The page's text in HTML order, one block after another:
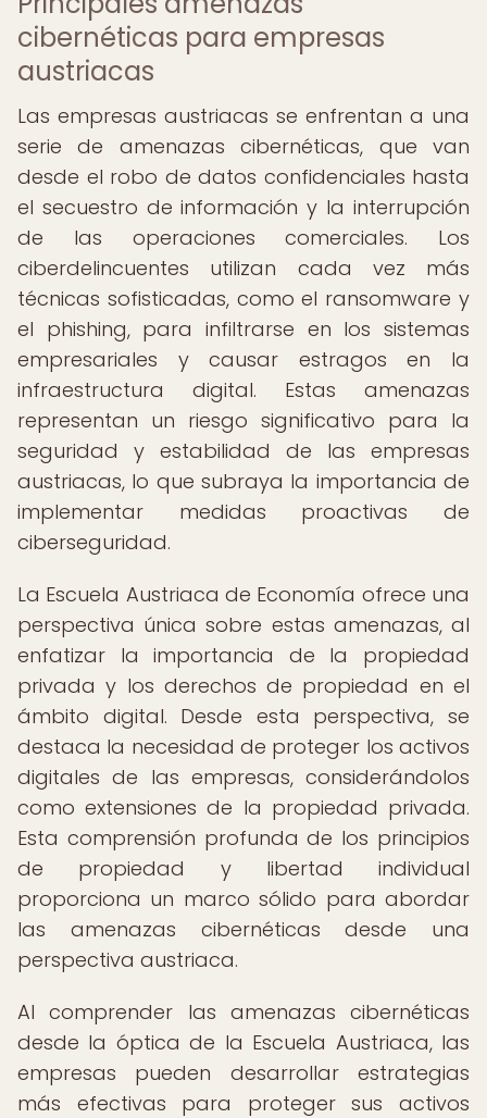
cibernéticas para empresas
austriacas
Las empresas austriacas se enfrentan a una
serie de amenazas cibernéticas, que van
desde el robo de datos confidenciales hasta
el secuestro de información y la interrupción
de las operaciones comerciales. Los
ciberdelincuentes utilizan cada vez más
técnicas sofisticadas, como el ransomware y
el phishing, para infiltrarse en los sistemas
empresariales y causar estragos en la
infraestructura digital. Estas amenazas
representan un riesgo significativo para la
seguridad y estabilidad de las empresas
austriacas, lo que subraya la importancia de
implementar medidas proactivas de
ciberseguridad.
La Escuela Austriaca de Economía ofrece una
perspectiva única sobre estas amenazas, al
enfatizar la importancia de la propiedad
privada y los derechos de propiedad en el
ámbito digital. Desde esta perspectiva, se
destaca la necesidad de proteger los activos
digitales de las empresas, considerándolos
como extensiones de la propiedad privada.
Esta comprensión profunda de los principios
de propiedad y libertad individual
proporciona un marco sólido para abordar
las amenazas cibernéticas desde una
perspectiva austriaca.
Al comprender las amenazas cibernéticas
desde la óptica de la Escuela Austriaca, las
empresas pueden desarrollar estrategias
más efectivas para proteger sus activos